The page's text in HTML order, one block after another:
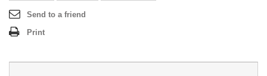
Send to a friend
Print